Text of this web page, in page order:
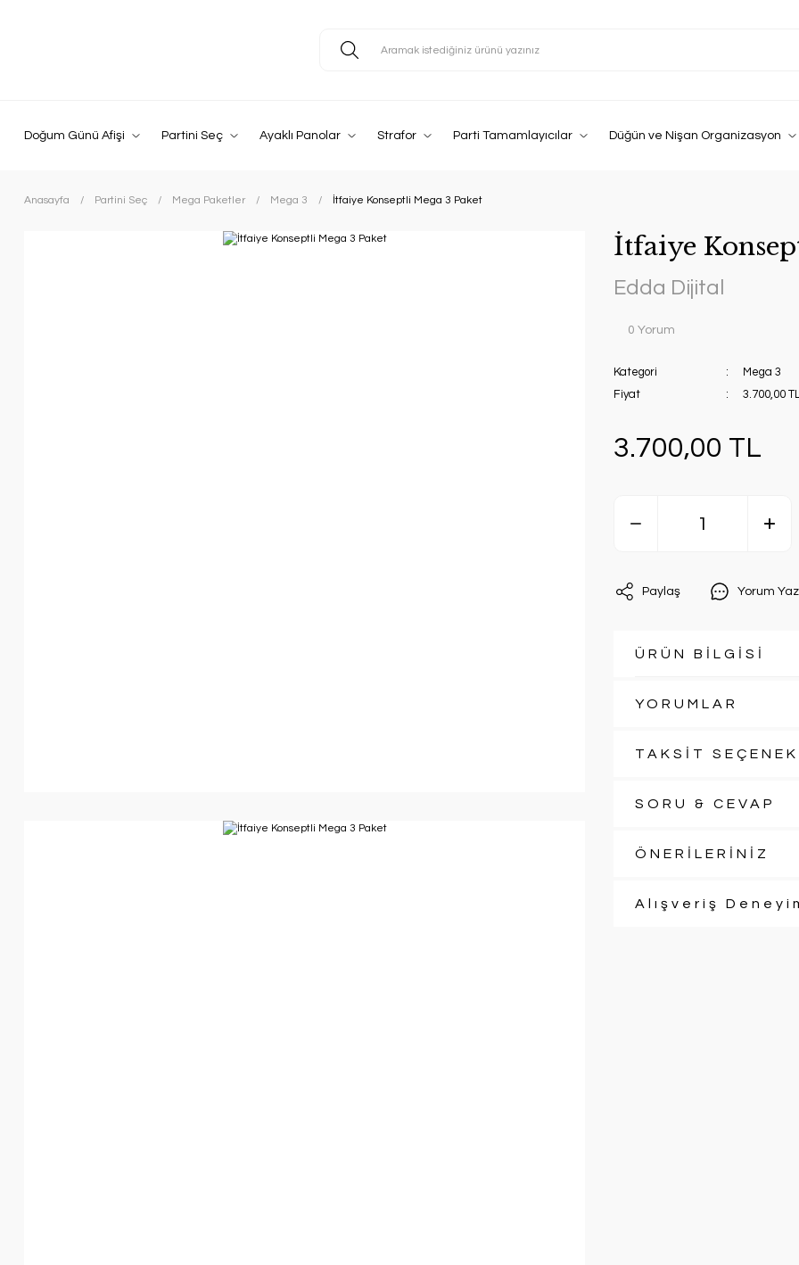
Doğum Günü Afişi Partini Seç Ayaklı Panolar Strafor Parti Tamamlayıcılar Düğün ve Nişan Organizasyon
Anasayfa Partini Seç Mega Paketler Mega 3 İtfaiye Konseptli Mega 3 Paket
İtfaiye
Edda Dijital
0 Yorum
Kategori
Mega 3
Fiyat
3.700,00
3.700,00 TL
Paylaş Yorum Yaz
ÜRÜN BİLGİSİ
YORUMLAR
TAKSİT
SORU & CEVAP
ÖNERİLERİNİZ
Alışveriş